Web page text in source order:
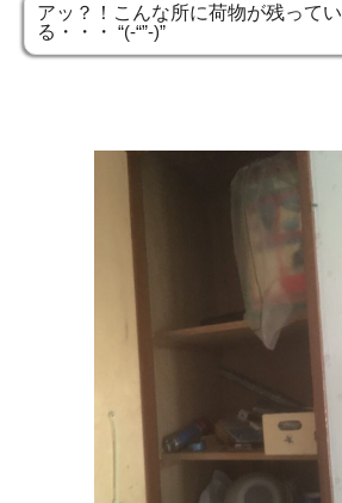
アッ？！こんな所に荷物が残ってい
る・・・ “(-“”-)”